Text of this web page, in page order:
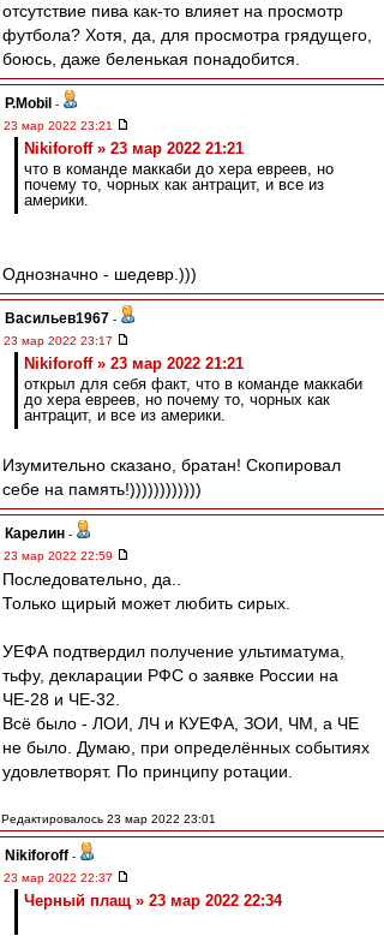
отсутствие пива как-то влияет на просмотр
футбола? Хотя, да, для просмотра грядущего,
боюсь, даже беленькая понадобится.
P.Mobil -
23 мар 2022 23:21
Nikiforoff » 23 мар 2022 21:21
что в команде маккаби до хера евреев, но
почему то, чорных как антрацит, и все из
америки.
Однозначно - шедевр.)))
Васильев1967 -
23 мар 2022 23:17
Nikiforoff » 23 мар 2022 21:21
открыл для себя факт, что в команде маккаби
до хера евреев, но почему то, чорных как
антрацит, и все из америки.
Изумительно сказано, братан! Скопировал
себе на память!))))))))))))
Карелин -
23 мар 2022 22:59
Последовательно, да..
Только щирый может любить сирых.
УЕФА подтвердил получение ультиматума,
тьфу, декларации РФС о заявке России на
ЧЕ-28 и ЧЕ-32.
Всё было - ЛОИ, ЛЧ и КУЕФА, ЗОИ, ЧМ, а ЧЕ
не было. Думаю, при определённых событиях
удовлетворят. По принципу ротации.
Редактировалось 23 мар 2022 23:01
Nikiforoff -
23 мар 2022 22:37
Черный плащ » 23 мар 2022 22:34